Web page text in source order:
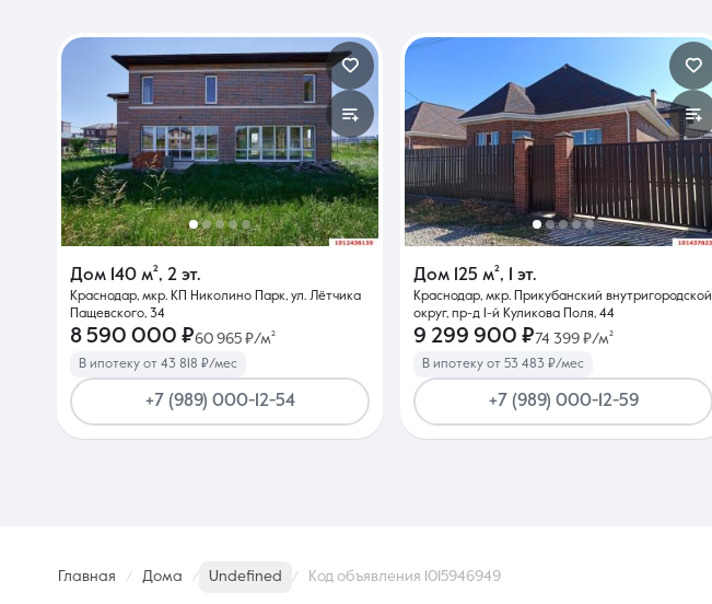
Дом 140 м², 2 эт.
Краснодар, мкр. КП Николино Парк, ул. Лётчика
Пащевского, 34
8 590 000 ₽60 965 ₽/м²
В ипотеку от 43 818 ₽/мес
+7 (989) 000-12-54
Дом 125 м², 1 эт.
Краснодар, мкр. Прикубанский внутригородской
округ, пр-д 1-й Куликова Поля, 44
9 299 900 ₽74 399 ₽/м²
В ипотеку от 53 483 ₽/мес
+7 (989) 000-12-59
Главная Дома Undefined Код объявления 1015946949